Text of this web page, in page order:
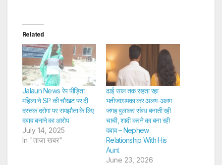
Related
Jalaun News रेप पीड़िता
महिला ने SP की चौखट पर दी
दस्तक दरोगा पर समझौता के लिए
दबाव बनाने का आरोप
July 14, 2025
In "ताज़ा खबर"
ढाई साल तक सहता रहा
भतीजा:धमका कर अलग-अलग
जगह बुलाकर संबंध बनाती रही
चाची, शादी करने का बना रही
दबाव – Nephew
Relationship With His
Aunt
June 23, 2026